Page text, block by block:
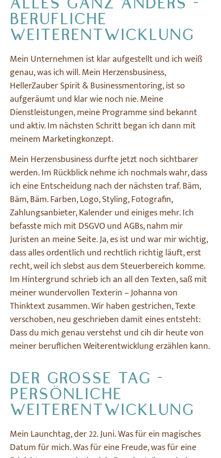
BERUFLICHE
WEITERENTWICKLUNG
Mein Unternehmen ist klar aufgestellt und ich weiß
genau, was ich will. Mein Herzensbusiness,
HellerZauber Spirit & Businessmentoring, ist so
aufgeräumt und klar wie noch nie. Meine
Dienstleistungen, meine Programme sind bekannt
und aktiv. Im nächsten Schritt began ich dann mit
meinem Marketingkonzept.
Mein Herzensbusiness durfte jetzt noch sichtbarer
werden. Im Rückblick nehme ich nochmals wahr, dass
ich eine Entscheidung nach der nächsten traf. Bäm,
Bäm, Bäm. Farben, Logo, Styling, Fotografin,
Zahlungsanbieter, Kalender und einiges mehr. Ich
befasste mich mit DSGVO und AGBs, nahm mir
Juristen an meine Seite. Ja, es ist und war mir wichtig,
dass alles ordentlich und rechtlich richtig läuft, erst
recht, weil ich slebst aus dem Steuerbereich komme.
Im Hintergrund schrieb ich an all den Texten, saß mit
meiner wundervollen Texterin – Johanna von
Thinktext zusammen. Wir haben gestrichen, Texte
verschoben, neu geschrieben damit eines entsteht:
Dass du mich genau verstehst und cih dir heute von
meiner beruflichen Weiterentwicklung erzählen kann.
DER GROSSE TAG - P
ERSÖNLICHE W
EITERENTWICKLUNG
Mein Launchtag, der 22. Juni. Was für ein magisches
Datum für mich. Was für eine Freude, was für eine